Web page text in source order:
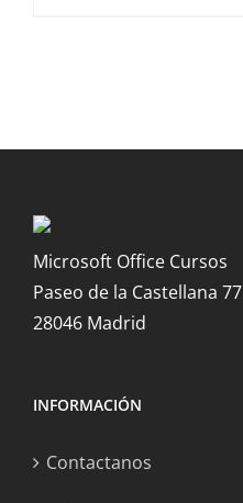
Microsoft Office Cursos
Paseo de la Castellana 77
28046 Madrid
INFORMACIÓN
Contactanos